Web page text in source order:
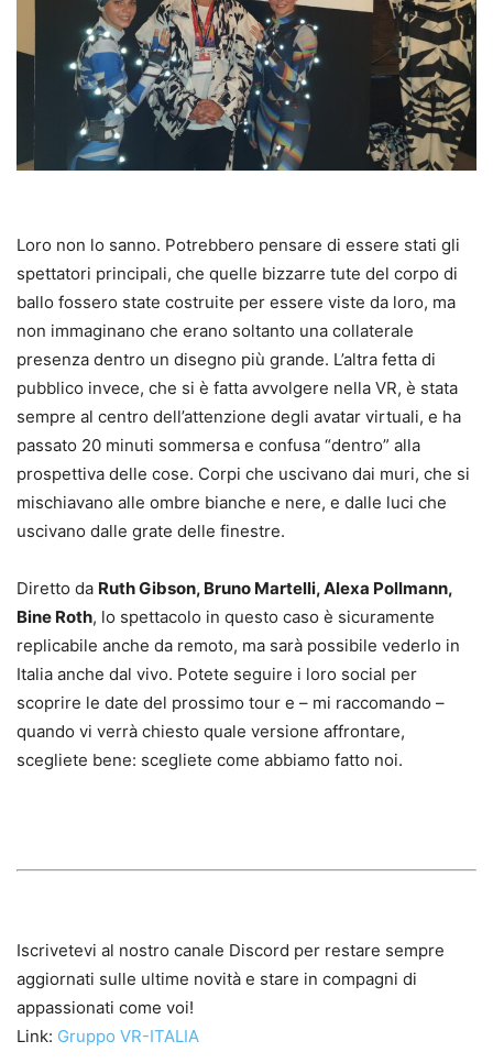
Loro non lo sanno. Potrebbero pensare di essere stati gli
spettatori principali, che quelle bizzarre tute del corpo di
ballo fossero state costruite per essere viste da loro, ma
non immaginano che erano soltanto una collaterale
presenza dentro un disegno più grande. L’altra fetta di
pubblico invece, che si è fatta avvolgere nella VR, è stata
sempre al centro dell’attenzione degli avatar virtuali, e ha
passato 20 minuti sommersa e confusa “dentro” alla
prospettiva delle cose. Corpi che uscivano dai muri, che si
mischiavano alle ombre bianche e nere, e dalle luci che
uscivano dalle grate delle finestre.
Diretto da Ruth Gibson, Bruno Martelli, Alexa Pollmann,
Bine Roth, lo spettacolo in questo caso è sicuramente
replicabile anche da remoto, ma sarà possibile vederlo in
Italia anche dal vivo. Potete seguire i loro social per
scoprire le date del prossimo tour e – mi raccomando –
quando vi verrà chiesto quale versione affrontare,
scegliete bene: scegliete come abbiamo fatto noi.
Iscrivetevi al nostro canale Discord per restare sempre
aggiornati sulle ultime novità e stare in compagni di
appassionati come voi!
Link: Gruppo VR-ITALIA